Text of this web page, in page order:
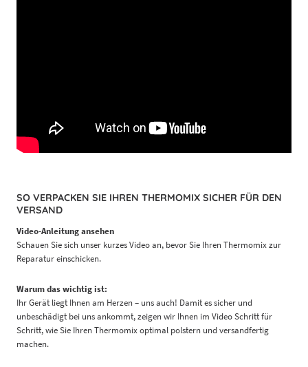
SO VERPACKEN SIE IHREN THERMOMIX SICHER FÜR DEN
VERSAND
Video-Anleitung ansehen
Schauen Sie sich unser kurzes Video an, bevor Sie Ihren Thermomix zur
Reparatur einschicken.
Warum das wichtig ist:
Ihr Gerät liegt Ihnen am Herzen – uns auch! Damit es sicher und
unbeschädigt bei uns ankommt, zeigen wir Ihnen im Video Schritt für
Schritt, wie Sie Ihren Thermomix optimal polstern und versandfertig
machen.